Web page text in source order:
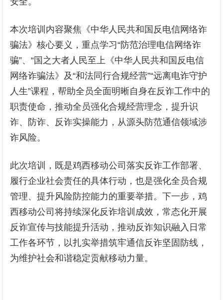
本次培训内容聚焦《中华人民共和国反电信网络诈
骗法》核心要义，重点学习“防范治理电信网络诈
骗”、“国之大者人民至上《中华人民共和国反电信
网络诈骗法》及“和法同行合规经营”“远离电诈守护
人生”课程，帮助全员全面明晰自身在反诈工作中的
职责使命，推动全员强化合规经营理念，提升识
诈、防诈、反诈实操能力，从源头防范通信领域涉
诈风险。
此次培训，既是鸡西移动公司落实反诈工作部署、
履行企业社会责任的具体行动，也是强化全员合规
管理、提升风险防控能力的重要举措。下一步，鸡
西移动公司将持续深化反诈培训成效，常态化开展
反诈宣传与技能提升活动，推动反诈知识融入日常
工作各环节，以扎实举措筑牢通信反诈坚固防线，
为维护社会和谐稳定贡献移动力量。